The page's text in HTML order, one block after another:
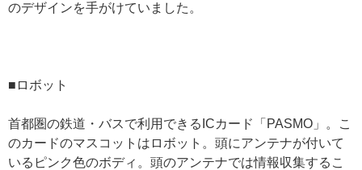
のデザインを手がけていました。
■ロボット
首都圏の鉄道・バスで利用できるICカード「PASMO」。こ
のカードのマスコットはロボット。頭にアンテナが付いて
いるピンク色のボディ。頭のアンテナでは情報収集するこ